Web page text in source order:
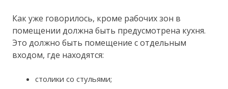
Как уже говорилось, кроме рабочих зон в
помещении должна быть предусмотрена кухня.
Это должно быть помещение с отдельным
входом, где находятся:
столики со стульями;